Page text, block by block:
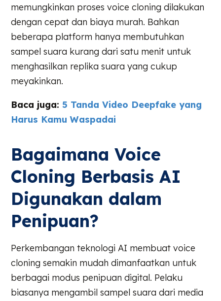
memungkinkan proses voice cloning dilakukan
dengan cepat dan biaya murah. Bahkan
beberapa platform hanya membutuhkan
sampel suara kurang dari satu menit untuk
menghasilkan replika suara yang cukup
meyakinkan.
Baca juga:5 Tanda Video Deepfake yang
Harus Kamu Waspadai
Bagaimana Voice
Cloning Berbasis AI
Digunakan dalam
Penipuan?
Perkembangan teknologi AI membuat voice
cloning semakin mudah dimanfaatkan untuk
berbagai modus penipuan digital. Pelaku
biasanya mengambil sampel suara dari media